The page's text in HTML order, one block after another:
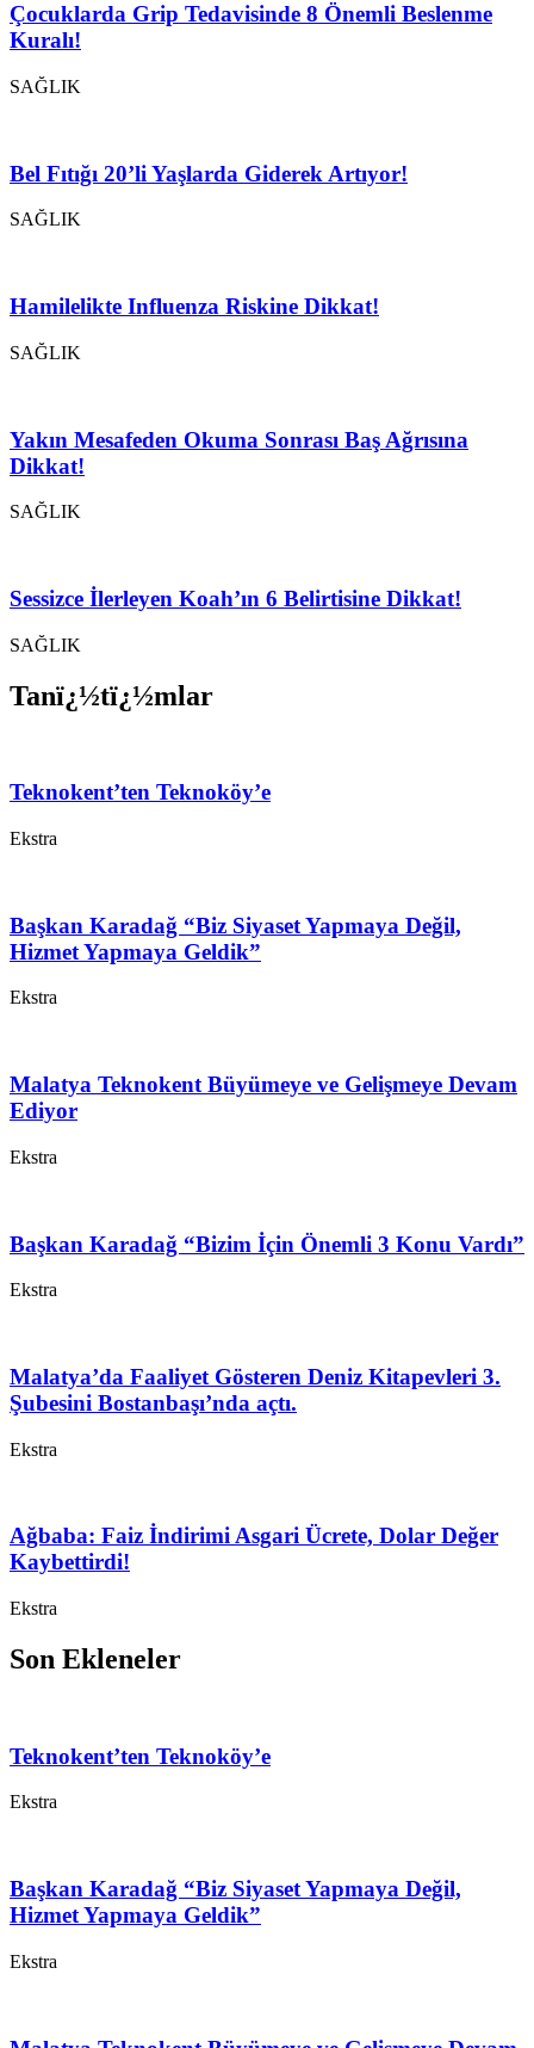
Çocuklarda Grip Tedavisinde 8 Önemli Beslenme
Kuralı!
SAĞLIK
Bel Fıtığı 20’li Yaşlarda Giderek Artıyor!
SAĞLIK
Hamilelikte Influenza Riskine Dikkat!
SAĞLIK
Yakın Mesafeden Okuma Sonrası Baş Ağrısına
Dikkat!
SAĞLIK
Sessizce İlerleyen Koah’ın 6 Belirtisine Dikkat!
SAĞLIK
Tanï¿½tï¿½mlar
Teknokent’ten Teknoköy’e
Ekstra
Başkan Karadağ “Biz Siyaset Yapmaya Değil,
Hizmet Yapmaya Geldik”
Ekstra
Malatya Teknokent Büyümeye ve Gelişmeye Devam
Ediyor
Ekstra
Başkan Karadağ “Bizim İçin Önemli 3 Konu Vardı”
Ekstra
Malatya’da Faaliyet Gösteren Deniz Kitapevleri 3.
Şubesini Bostanbaşı’nda açtı.
Ekstra
Ağbaba: Faiz İndirimi Asgari Ücrete, Dolar Değer
Kaybettirdi!
Ekstra
Son Ekleneler
Teknokent’ten Teknoköy’e
Ekstra
Başkan Karadağ “Biz Siyaset Yapmaya Değil,
Hizmet Yapmaya Geldik”
Ekstra